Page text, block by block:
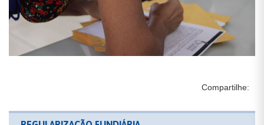
Compartilhe: